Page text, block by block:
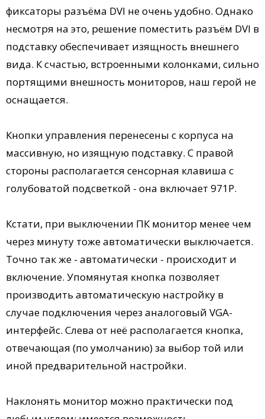
фиксаторы разъёма DVI не очень удобно. Однако
несмотря на это, решение поместить разъём DVI в
подставку обеспечивает изящность внешнего
вида. К счастью, встроенными колонками, сильно
портящими внешность мониторов, наш герой не
оснащается.
Кнопки управления перенесены с корпуса на
массивную, но изящную подставку. С правой
стороны располагается сенсорная клавиша с
голубоватой подсветкой - она включает 971P.
Кстати, при выключении ПК монитор менее чем
через минуту тоже автоматически выключается.
Точно так же - автоматически - происходит и
включение. Упомянутая кнопка позволяет
производить автоматическую настройку в
случае подключения через аналоговый VGA-
интерфейс. Слева от неё располагается кнопка,
отвечающая (по умолчанию) за выбор той или
иной предварительной настройки.
Наклонять монитор можно практически под